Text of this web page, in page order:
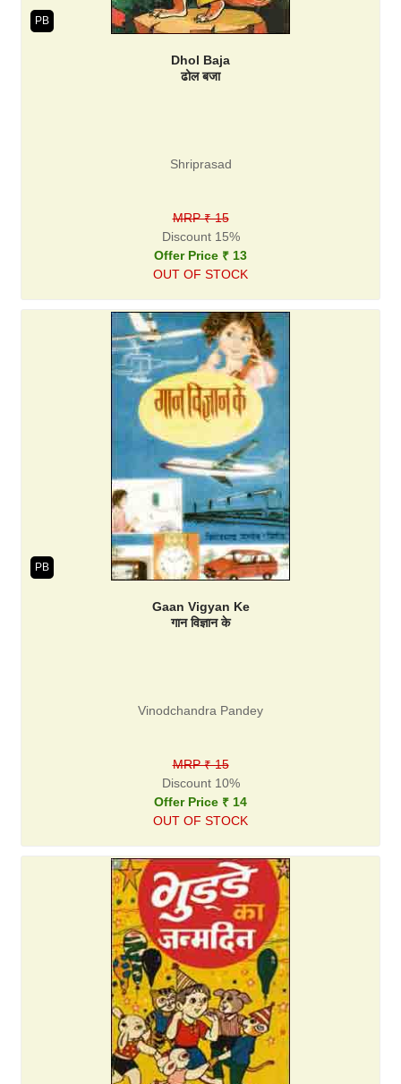
PB
Dhol Baja
ढोल बजा
Shriprasad
MRP ₹ 15
Discount 15%
Offer Price ₹ 13
OUT OF STOCK
PB
Gaan Vigyan Ke
गान विज्ञान के
Vinodchandra Pandey
MRP ₹ 15
Discount 10%
Offer Price ₹ 14
OUT OF STOCK